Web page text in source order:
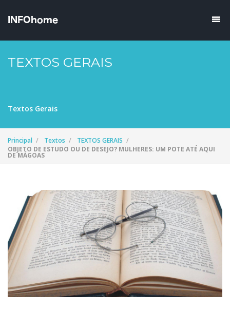
TEXTOS GERAIS
Textos Gerais
Principal Textos
TEXTOS GERAIS
OBJETO DE ESTUDO OU DE DESEJO? MULHERES: UM POTE ATÉ AQUI
DE MÁGOAS